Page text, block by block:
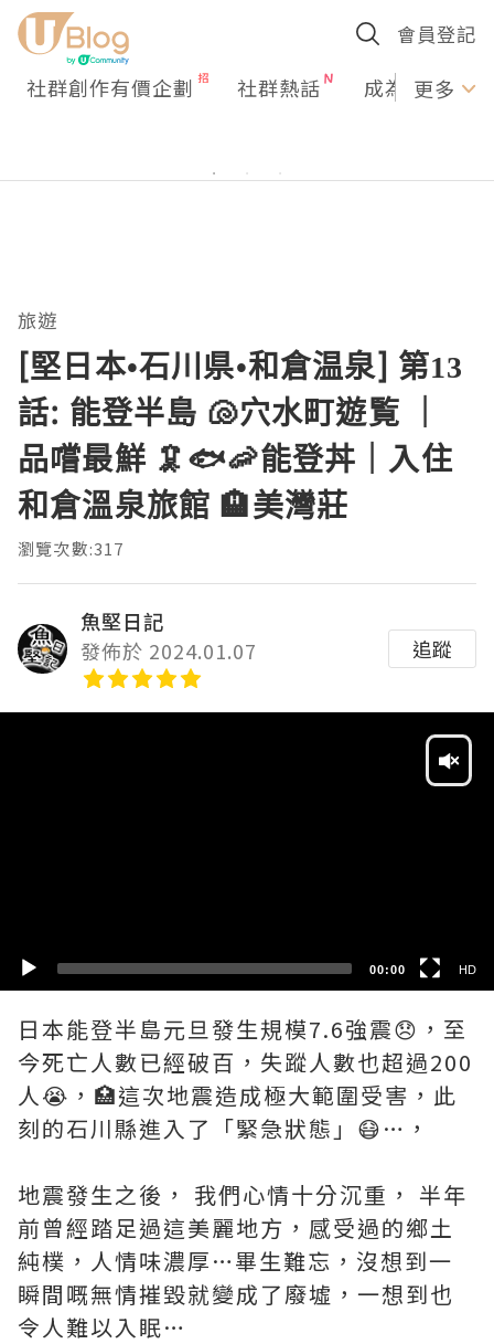
會員登記
社群創作有價企劃 社群熱話 成為U更多
旅遊
[堅日本•石川県•和倉温泉] 第13
話: 能登半島 🐚穴水町遊覧 ｜
品嚐最鮮 🦑🐟🦐能登丼｜入住
和倉溫泉旅館 🏨美灣莊
瀏覽次數:317
魚堅日記
發佈於 2024.01.07
追蹤
00:00 HD
日本能登半島元旦發生規模7.6強震😞，至
今死亡人數已經破百，失蹤人數也超過200
人😭，🏥這次地震造成極大範圍受害，此
刻的石川縣進入了「緊急狀態」😷…，
地震發生之後， 我們心情十分沉重， 半年
前曾經踏足過這美麗地方，感受過的鄉土
純樸，人情味濃厚…畢生難忘，沒想到一
瞬間嘅無情摧毀就變成了廢墟，一想到也
令人難以入眠…